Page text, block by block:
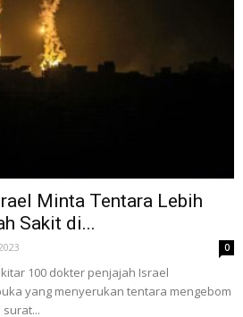
Minta Tentara Lebih
Sakit di...
0
100 dokter penjajah Israel
yang menyerukan tentara mengebom